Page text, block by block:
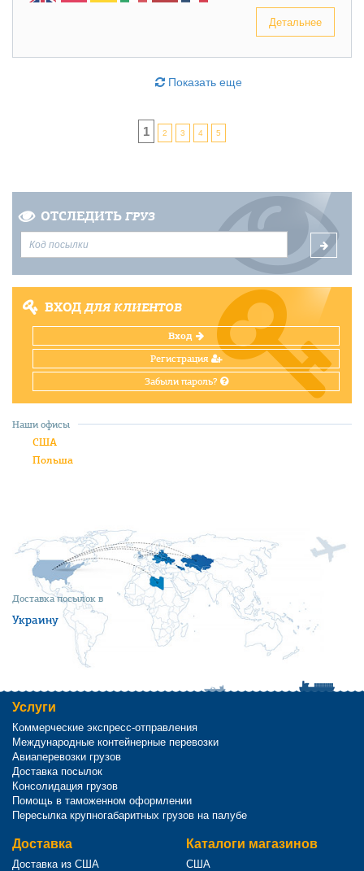
Детальнее
Показать еще
1 2 3 4 5
ОТСЛЕДИТЬ ГРУЗ
ВХОДДЛЯ КЛИЕНТОВ
Вход
Регистрация
Забыли пароль?
Доставка посылок в
Украину
Наши офисы
США
Польша
Услуги
Коммерческие экспресс-отправления
Международные контейнерные перевозки
Авиаперевозки грузов
Доставка посылок
Консолидация грузов
Помощь в таможенном оформлении
Пересылка крупногабаритных грузов на палубе
Доставка
Доставка из США
Каталоги магазинов
США